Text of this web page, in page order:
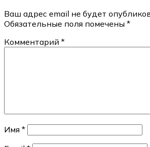
Ваш адрес email не будет
Обязательные поля помечены *
Комментарий *
Имя *